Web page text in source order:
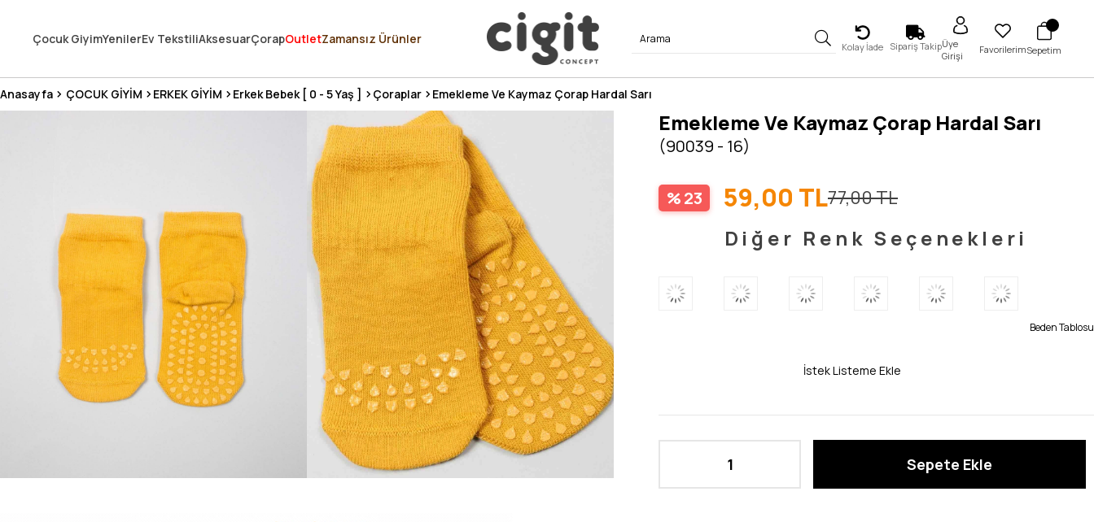
3 MİLYONDAN FAZLA MUTLU MÜŞTERİ ❤️ 10 MİLYON ÜRÜN
Çocuk GiyimYenilerEv TekstiliAksesuarÇorapOutletZamansız Ürünler
Kolay İade Sipariş TakipÜye
Girişi
FavorilerimSepetim
Anasayfa ÇOCUK GİYİM ERKEK GİYİM Erkek Bebek [ 0 - 5 Yaş ] Çoraplar Emekleme Ve Kaymaz Çorap Hardal Sarı
Emekleme Ve Kaymaz Çorap Hardal Sarı
(90039 - 16)
23 77,00 TL
59,00 TL
Diğer Renk Seçenekleri
Beden Tablosu
İstek Listeme Ekle